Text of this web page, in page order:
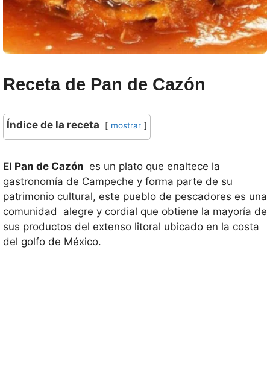
Receta de Pan de Cazón
Índice de la receta mostrar
El Pan de Cazón es un plato que enaltece la
gastronomía de Campeche y forma parte de su
patrimonio cultural, este pueblo de pescadores es una
comunidad alegre y cordial que obtiene la mayoría de
sus productos del extenso litoral ubicado en la costa
del golfo de México.